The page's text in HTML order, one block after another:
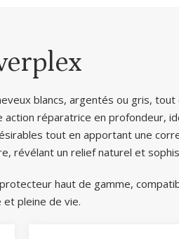
blancs, argentés ou gris,
réparatrice en profondeur,
tout en apportant une
un relief naturel et
haut de gamme,
et pleine de vie.